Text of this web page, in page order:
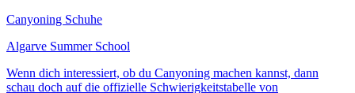
Canyoning Schuhe
Algarve Summer School
Wenn dich interessiert, ob du Canyoning machen kannst, dann
schau doch auf die offizielle Schwierigkeitstabelle von